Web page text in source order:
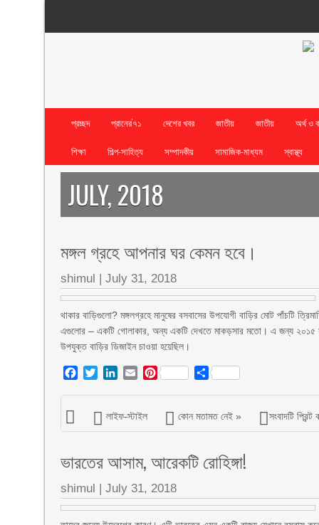
প্রচ্ছদ প্রানের’৭১ দেশের খবর জাতীয় জাতীয়
অর্থ ও
শিক্ষা
শিল্প-সাহিত্য সম্পাদকীয় সামাজিক-মাধ্যম স্বাস্থ্য
JULY, 2018
মঙ্গল গ্রহে আপনার ঘর কেমন হবে।
shimul | July 31, 2018
থাকার বাড়িগুলো? মঙ্গলগ্রহে মানুষের বসবাসের উপযোগী বাড়ির মোট পাঁচটি
এগুলোর – একটি গোলাকার, অন্য একটি দেখতে মাকড়সার মতো। এ জন্য ২০১৫
উপযুক্ত বাড়ির ডিজাইন চাওয়া হয়েছিল।
Facebook
TwitterLinkedIn
EmailPinterest Share
লাইফ-স্টাইল কোন মতামত নেই » সংবাদটি
ভারতের আসাম, আরেকটি রোহিঙ্গা!
shimul | July 31, 2018